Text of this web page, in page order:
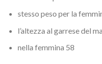
stesso peso per la
l’altezza al garrese del
nella femmina 58